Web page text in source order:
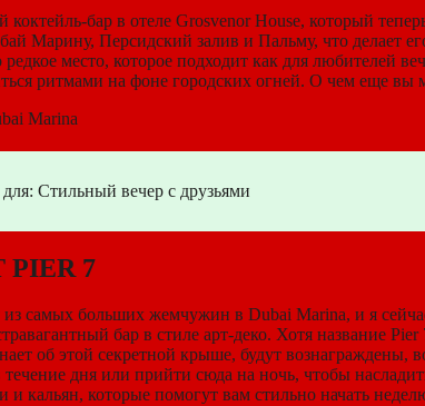
бар в отеле Grosvenor House, который
Марину, Персидский залив и Пальму, что делает
место, которое подходит как для любителей
ритмами на фоне городских огней. О чем еще вы
Marina
Стильный вечер с друзьями
PIER 7
самых больших жемчужин в Dubai Marina, и я
бар в стиле арт-деко. Хотя название
об этой секретной крыше, будут
течение дня или прийти сюда на ночь, чтобы
и кальян, которые помогут вам стильно начать